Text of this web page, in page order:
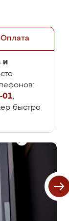
Оплата
и
01,
быстро